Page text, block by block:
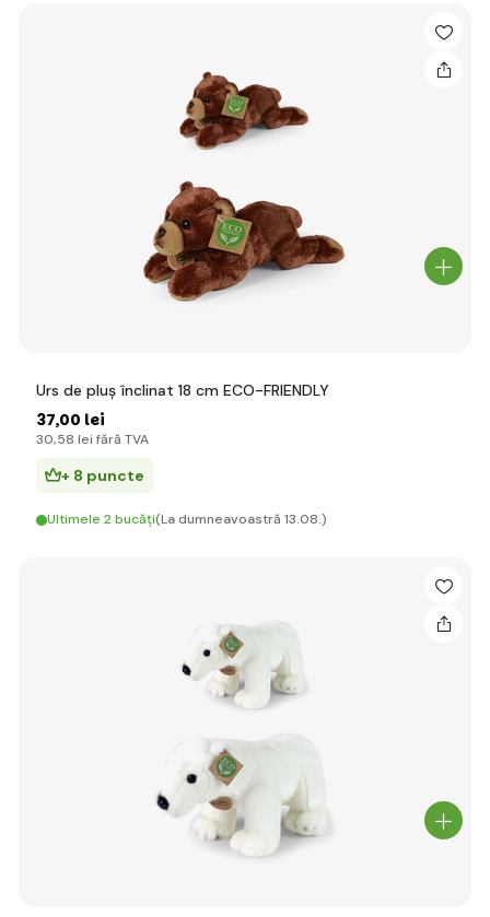
Urs de pluș înclinat 18 cm ECO-FRIENDLY
37,00 lei
30,58 lei fără TVA
+ 8 puncte
Ultimele 2 bucăți(La dumneavoastră 13.08.)